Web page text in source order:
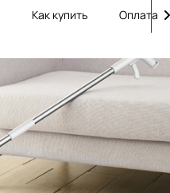
Как купить Оплата